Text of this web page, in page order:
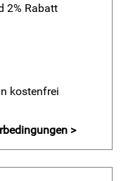
2% Rabatt
kostenfrei
>